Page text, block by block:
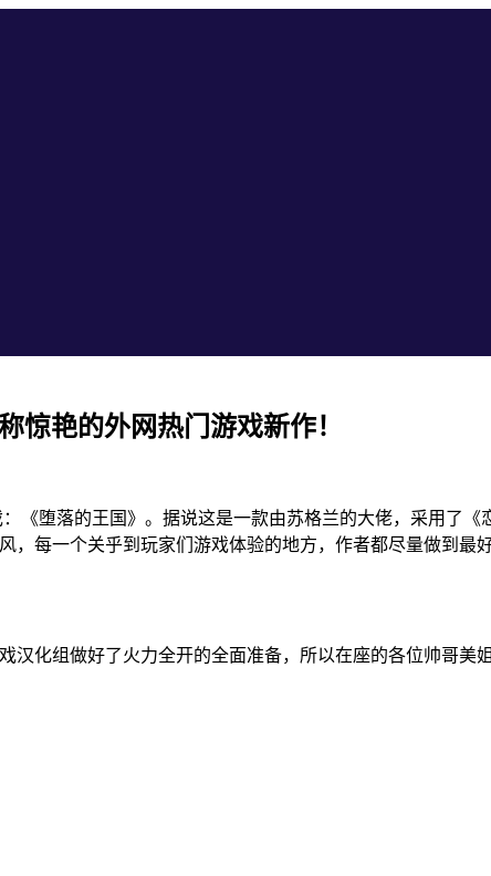
惊艳的外网热门游戏新作！
《堕落的王国》。据说这是一款由苏格兰的大佬，采用了
每一个关乎到玩家们游戏体验的地方，作者都尽量做到最
汉化组做好了火力全开的全面准备，所以在座的各位帅哥